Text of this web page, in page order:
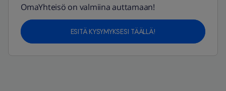
OmaYhteisö on valmiina auttamaan!
ESITÄ KYSYMYKSESI TÄÄLLÄ!